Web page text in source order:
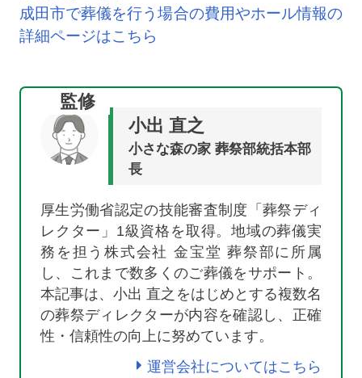
成田市で葬儀を行う場合の費用やホール情報の
詳細ページはこちら
監修
小出 直之
小さな森の家 葬祭部統括本部
長
厚生労働省認定の技能審査制度「葬祭ディ
レクター」1級資格を取得。地域の葬儀実
務を担う株式会社 金宝堂 葬祭部に所属
し、これまで数多くのご葬儀をサポート。
本記事は、小出 直之をはじめとする複数名
の葬祭ディレクターが内容を確認し、正確
性・信頼性の向上に努めています。
運営会社についてはこちら